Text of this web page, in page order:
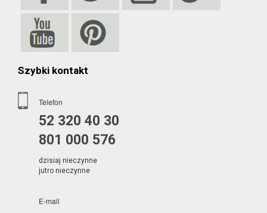
Szybki kontakt
Telefon
52 320 40 30
801 000 576
dzisiaj nieczynne
jutro nieczynne
E-mail